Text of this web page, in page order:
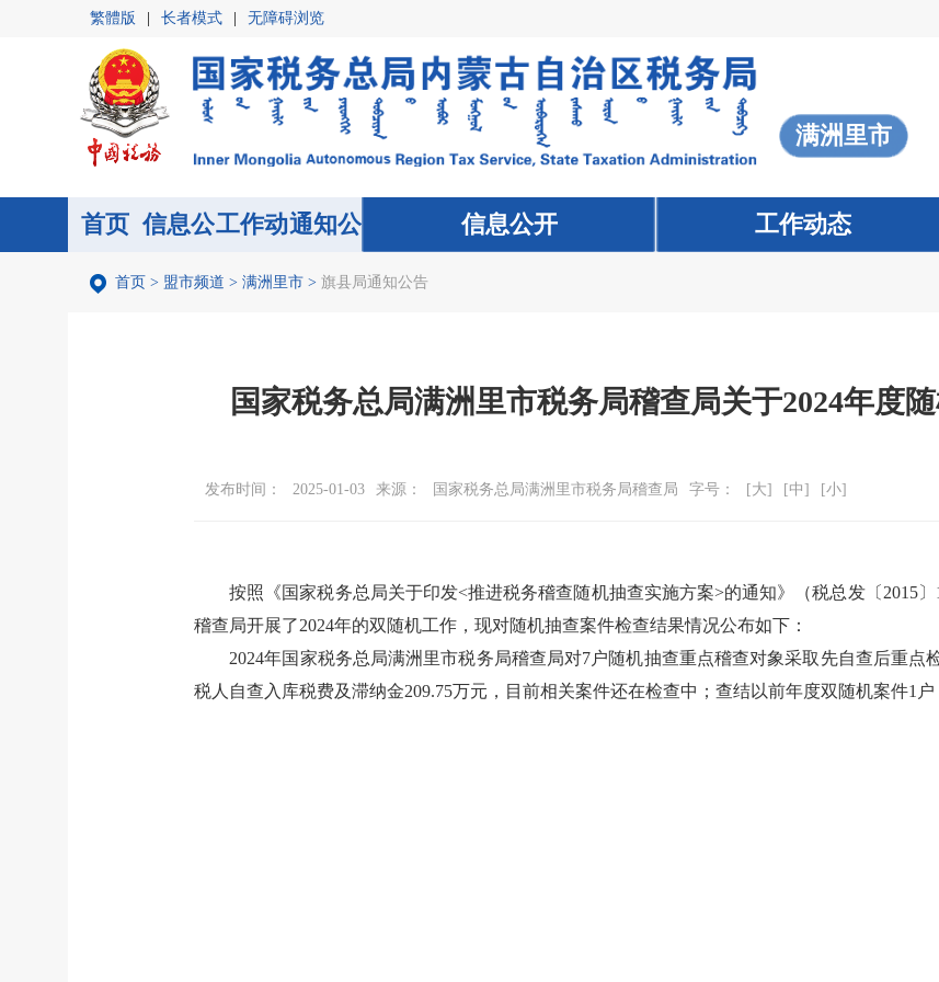
繁體版 长者模式 无障碍浏览
满洲里市
首页 信息公
开
工作动
态
通知公
告
首页 信息公开 工作动态
首页 > 盟市频道 > 满洲里市 > 旗县局通知公告
国家税务总局满洲里市税务局稽查局关于2024年度
发布时间： 2025-01-03 来源： 国家税务总局满洲里市税务局稽查局 字号： [大] [中] [小]
按照《国家税务总局关于印发<推进税务稽查随机抽查实施方案>的通知》（税总发〔2015
稽查局开展了2024年的双随机工作，现对随机抽查案件检查结果情况公布如下：
2024年国家税务总局满洲里市税务局稽查局对7户随机抽查重点稽查对象采取 先自查后重点
税人 自查 入库税费及滞纳金209.75万元 ， 目前相关案件还在检查中 ； 查结以前年度双随机案件1